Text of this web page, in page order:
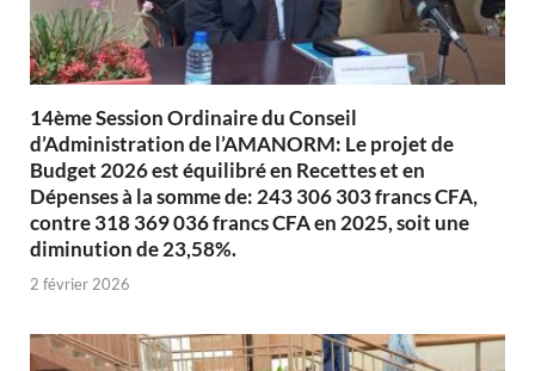
14ème Session Ordinaire du Conseil
d’Administration de l’AMANORM: Le projet de
Budget 2026 est équilibré en Recettes et en
Dépenses à la somme de: 243 306 303 francs CFA,
contre 318 369 036 francs CFA en 2025, soit une
diminution de 23,58%.
2 février 2026